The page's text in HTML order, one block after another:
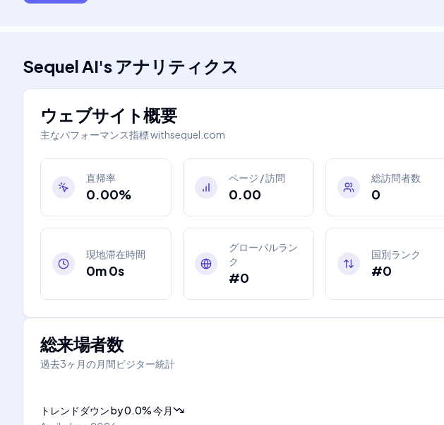
Sequel AI's アナリティクス
ウェブサイト概要
主なパフォーマンス指標withsequel.com
直帰率
0.00%
ページ / 訪問
0.00
総訪問者数
0
現地滞在時間
0m 0s
グローバルラン
ク
#0
国別ランク
#0
総来場者数
過去3ヶ月の月間ビジター統計
トレンドダウンby0.0%今月